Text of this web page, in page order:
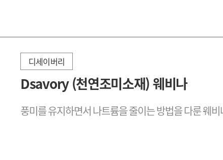
디세이버리
Dsavory (천연조미소재) 웨비나
풍미를 유지하면서 나트륨을 줄이는 방법을 다룬 웨